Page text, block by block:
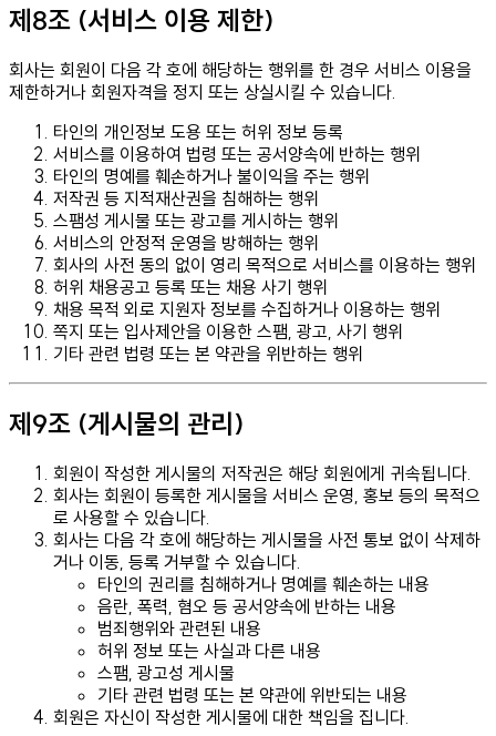
제8조 (서비스 이용 제한)
회사는 회원이 다음 각 호에 해당하는 행위를 한 경우 서비스 이용을
제한하거나 회원자격을 정지 또는 상실시킬 수 있습니다.
타인의 개인정보 도용 또는 허위 정보 등록
서비스를 이용하여 법령 또는 공서양속에 반하는 행위
타인의 명예를 훼손하거나 불이익을 주는 행위
저작권 등 지적재산권을 침해하는 행위
스팸성 게시물 또는 광고를 게시하는 행위
서비스의 안정적 운영을 방해하는 행위
회사의 사전 동의 없이 영리 목적으로 서비스를 이용하는 행위
허위 채용공고 등록 또는 채용 사기 행위
채용 목적 외로 지원자 정보를 수집하거나 이용하는 행위
쪽지 또는 입사제안을 이용한 스팸, 광고, 사기 행위
기타 관련 법령 또는 본 약관을 위반하는 행위
제9조 (게시물의 관리)
회원이 작성한 게시물의 저작권은 해당 회원에게 귀속됩니다.
회사는 회원이 등록한 게시물을 서비스 운영, 홍보 등의 목적으
로 사용할 수 있습니다.
회사는 다음 각 호에 해당하는 게시물을 사전 통보 없이 삭제하
거나 이동, 등록 거부할 수 있습니다.
타인의 권리를 침해하거나 명예를 훼손하는 내용
음란, 폭력, 혐오 등 공서양속에 반하는 내용
범죄행위와 관련된 내용
허위 정보 또는 사실과 다른 내용
스팸, 광고성 게시물
기타 관련 법령 또는 본 약관에 위반되는 내용
회원은 자신이 작성한 게시물에 대한 책임을 집니다.